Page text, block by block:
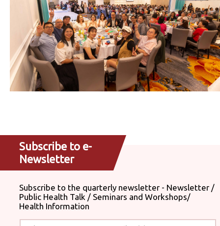
Subscribe to e-
Newsletter
Subscribe to the quarterly newsletter - Newsletter /
Public Health Talk / Seminars and Workshops/
Health Information
Please enter your email address